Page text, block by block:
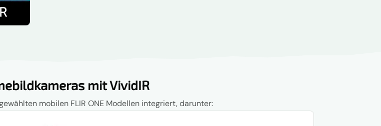
mit VividIR
mobilen FLIR ONE Modellen integriert, darunter: